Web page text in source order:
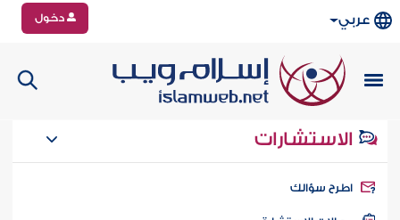
عربي دخول
الاستشارات
سؤالك